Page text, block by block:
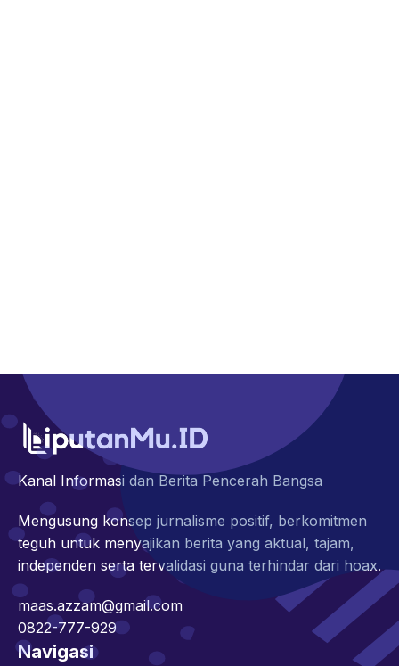
Kanal Informasi dan Berita Pencerah Bangsa
Mengusung konsep jurnalisme positif, berkomitmen
teguh untuk menyajikan berita yang aktual, tajam,
independen serta tervalidasi guna terhindar dari hoax.
maas.azzam@gmail.com
0822-777-929
Navigasi